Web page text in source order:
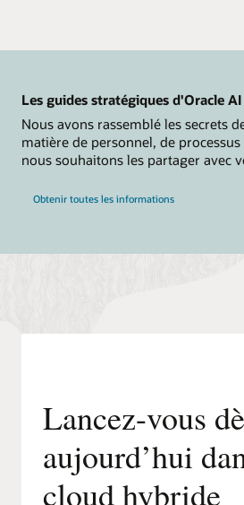
Les guides stratégiques d'Oracle AI
Nous avons rassemblé les secrets
matière de personnel, de
nous souhaitons les partager avec
Obtenir toutes les informations
Lancez-vous
aujourd’hui
cloud hybride